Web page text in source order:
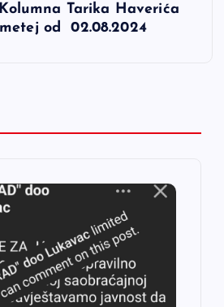
Tarika Haverića
od 02.08.2024